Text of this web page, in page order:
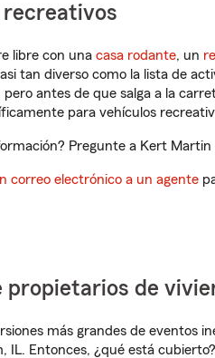
recreativos
libre con una casa rodante, un
tan diverso como la lista de
antes de que salga a la
para vehículos
Pregunte a Kert
correo electrónico a un agente
propietarios de
más grandes de eventos
IL. Entonces, ¿qué está cubierto?